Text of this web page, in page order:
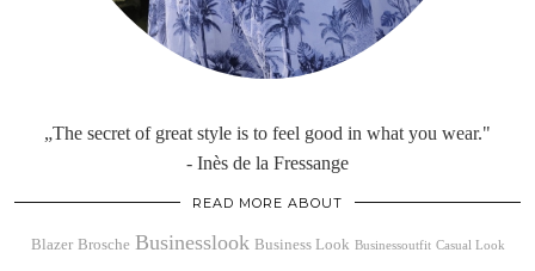
„The secret of great style is to feel good in what you wear."
- Inès de la Fressange
READ MORE ABOUT
Blazer Brosche Businesslook Business Look Businessoutfit Casual Look